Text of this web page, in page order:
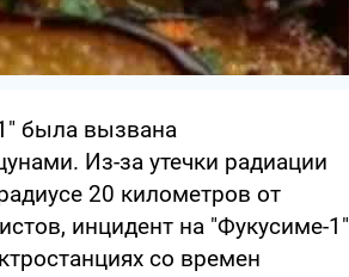
была вызвана
Из-за утечки радиации
20 километров от
инцидент на "Фукусиме-1"
со времен